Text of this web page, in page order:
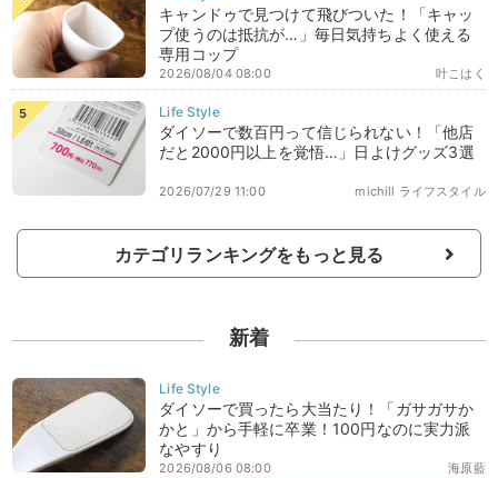
キャンドゥで見つけて飛びついた！「キャッ
プ使うのは抵抗が…」毎日気持ちよく使える
専用コップ
叶こはく
2026/08/04 08:00
ダイソーで数百円って信じられない！「他店
だと2000円以上を覚悟…」日よけグッズ3選
michill ライフスタイル
2026/07/29 11:00
カテゴリランキングをもっと見る
新着
ダイソーで買ったら大当たり！「ガサガサか
かと」から手軽に卒業！100円なのに実力派
なやすり
海原藍
2026/08/06 08:00